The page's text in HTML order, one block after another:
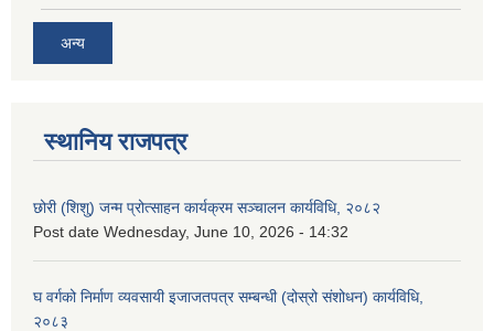
अन्य
स्थानिय राजपत्र
छोरी (शिशु) जन्म प्रोत्साहन कार्यक्रम सञ्चालन कार्यविधि, २०८२
Post date Wednesday, June 10, 2026 - 14:32
घ वर्गको निर्माण व्यवसायी इजाजतपत्र सम्बन्धी (दोस्रो संशोधन) कार्यविधि,
२०८३